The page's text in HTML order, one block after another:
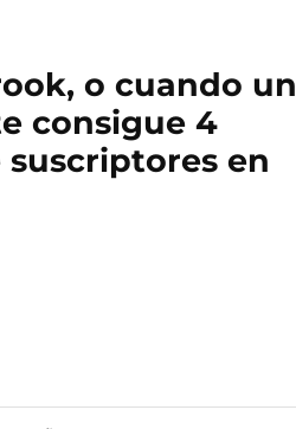
o cuando un
consigue 4
en